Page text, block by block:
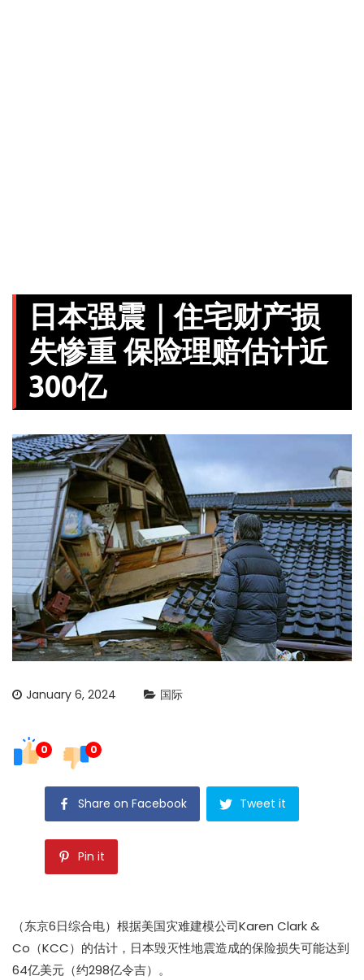
日本强震｜住宅财产损
失惨重 保险理赔估计近
300亿
January 6, 2024 国际
0 0
Share on Facebook Tweet it
Pin it
（东京6日综合电）根据美国灾难建模公司Karen Clark &
Co（KCC）的估计，日本毁灭性地震造成的保险损失可能达到
64亿美元（约298亿令吉）。